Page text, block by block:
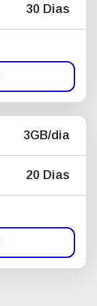
30 Dias
3GB/dia
20 Dias